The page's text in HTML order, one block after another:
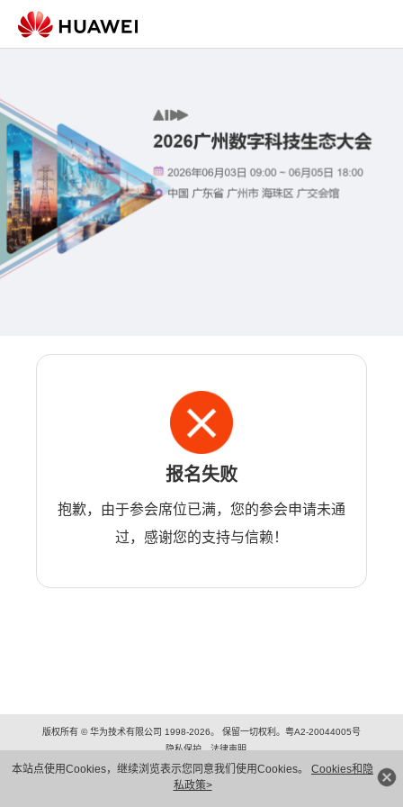
本站点使用Cookies，继续浏览表示您同意我们使用Cookies。 Cookies和隐
私政策>
报名失败
抱歉，由于参会席位已满，您的参会申请未通
过，感谢您的支持与信赖！
版权所有 © 华为技术有限公司 1998-2026。 保留一切权利。粤A2-20044005号
隐私保护
法律声明